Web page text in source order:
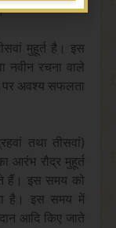
मुहूर्त है। इस
नवीन रचना वाले
पर अवश्य सफलता
तथा तीसवां)
आरंभ रौद्र मुहूर्त
हैं। इस समय को
है। इस समय में
आदि किए जाते